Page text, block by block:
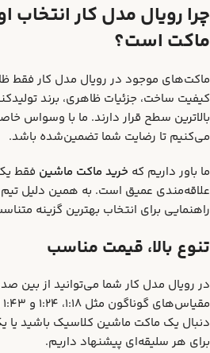
چرا رویال مدل کار انتخاب
ماکت است؟
ماکت‌های موجود در رویال مدل کار فقط
کیفیت ساخت، جزئیات ظاهری، برند
بالاترین سطح قرار دارند. ما با وسواس
می‌کنیم تا رضایت شما تضمین‌شده باشد.
ما باور داریم که خرید ماکت ماشین فقط
علاقه‌مندی عمیق است. به همین دلیل
راهنمایی برای انتخاب بهترین گزینه
تنوع بالا، قیمت مناسب
در رویال مدل کار شما می‌توانید از بین
دنبال یک ماکت ماشین کلاسیک باشید یا
برای هر سلیقه‌ای پیشنهاد داریم.